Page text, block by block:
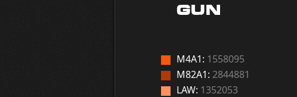
GUN
M4A1: 1558095
M82A1: 2844881
LAW: 1352053